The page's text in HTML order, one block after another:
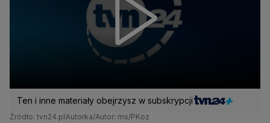
Ten i inne materiały obejrzysz w subskrypcji
Źródło: tvn24.pl Autorka/Autor: ms/PKoz